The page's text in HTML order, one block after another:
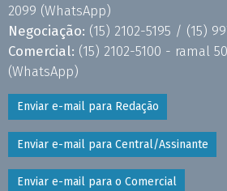
2099 (WhatsApp)
Negociação: (15) 2102-5195 / (15)
Comercial: (15) 2102-5100 - ramal
(WhatsApp)
Enviar e-mail para Redação
Enviar e-mail para Central/Assinante
Enviar e-mail para o Comercial